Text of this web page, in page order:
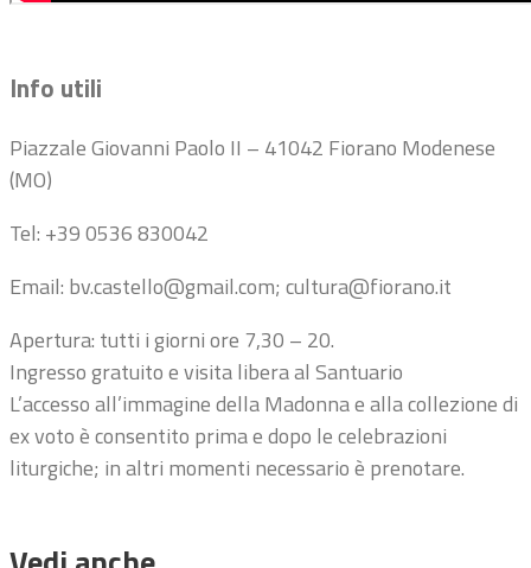
Info utili
Piazzale Giovanni Paolo II – 41042 Fiorano Modenese
(MO)
Tel: +39 0536 830042
Email: bv.castello@gmail.com; cultura@fiorano.it
Apertura: tutti i giorni ore 7,30 – 20.
Ingresso gratuito e visita libera al Santuario
L’accesso all’immagine della Madonna e alla collezione di
ex voto è consentito prima e dopo le celebrazioni
liturgiche; in altri momenti necessario è prenotare.